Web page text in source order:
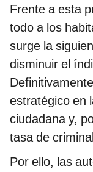
Frente a esta
todo a los
surge la
disminuir el
estratégico en
ciudadana y,
tasa de
Por ello, las